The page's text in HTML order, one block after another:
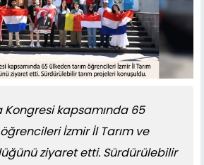
Kongresi kapsamında 65
İzmir İl Tarım ve
ziyaret etti. Sürdürülebilir